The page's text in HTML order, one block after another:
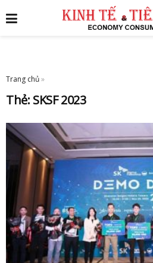
Trang chủ»
Thẻ: SKSF 2023